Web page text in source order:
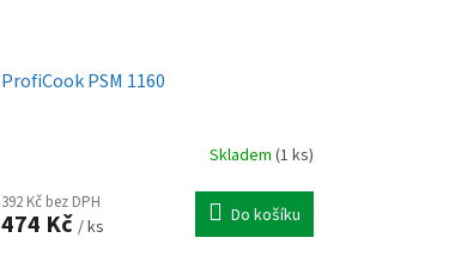
ProfiCook PSM 1160
Skladem (1 ks)
392 Kč bez DPH
474 Kč / ks Do košíku